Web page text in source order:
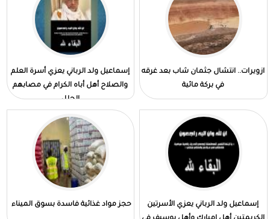
ازويرات.. انتشال جثمان شاب بعد غرقه
في بركة مائية
إسماعيل ولد الرباني يعزي أسرة العلم
والصلاح أهل أباه الكرام في مصابهم
الجلل
إسماعيل ولد الرباني يعزي الأسرتين
حجز مواد غذائية فاسدة بسوق الميناء